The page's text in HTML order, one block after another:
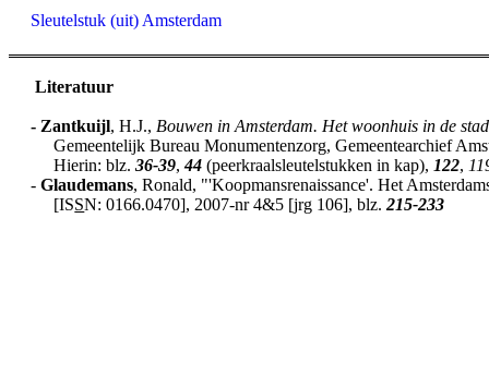
Sleutelstuk (uit) Amsterdam
Literatuur
- Zantkuijl, H.J., Bouwen in Amsterdam. Het woonhuis in de stad
Gemeentelijk Bureau Monumentenzorg, Gemeentearchief
Hierin: blz.36-39,44 (peerkraalsleutelstukken in kap), 122,
- Glaudemans, Ronald, "'Koopmansrenaissance'. Het
[ISSN: 0166.0470], 2007-nr 4&5 [jrg 106], blz.215-233